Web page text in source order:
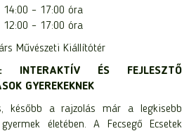
14:00 – 17:00 óra
12:00 – 17:00 óra
Művészeti Kiállítótér
INTERAKTÍV ÉS FEJLESZTŐ
GYEREKEKNEK
később a rajzolás már a legkisebb
életében. A Fecsegő Ecsetek